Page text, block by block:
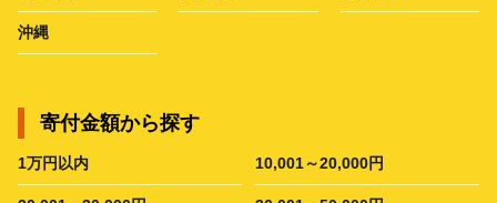
沖縄
寄付金額から探す
1万円以内 10,001～20,000円